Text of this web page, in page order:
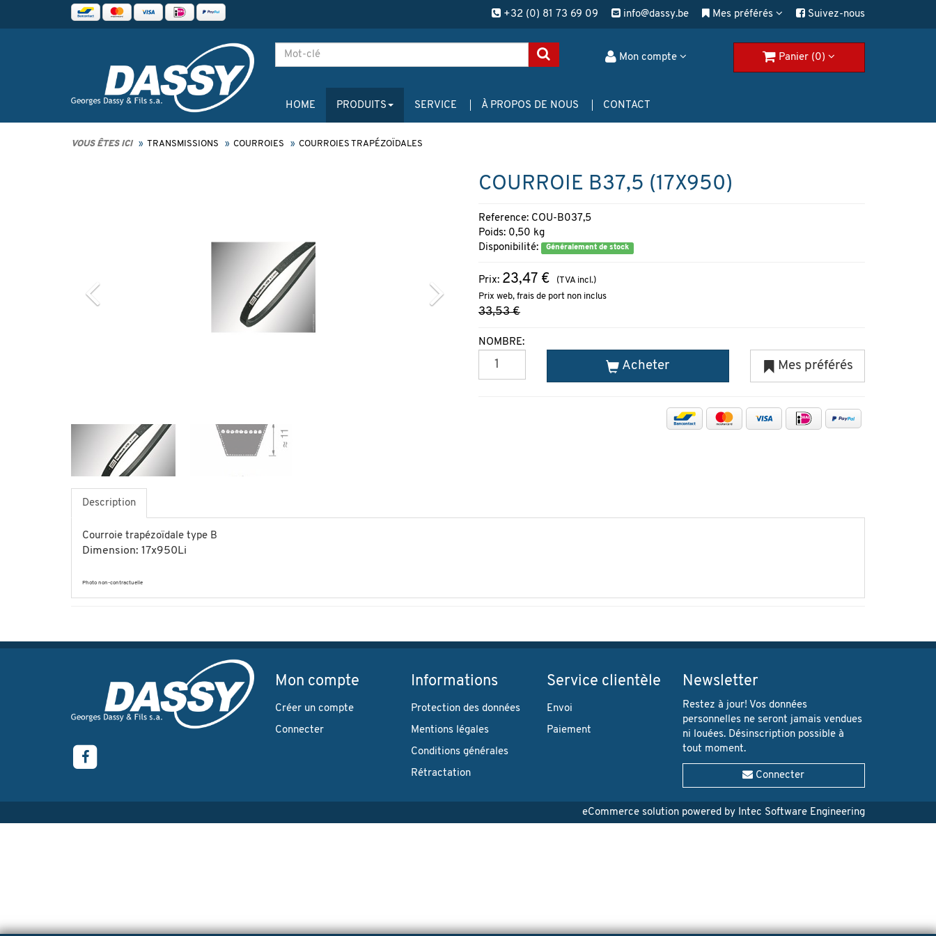
+32 (0) 81 73 69 09 info@dassy.be Mes préférés Suivez-nous
Mon compte Panier (0)
HOME PRODUITS SERVICE À PROPOS DE NOUS CONTACT
VOUS ÊTES ICI TRANSMISSIONS COURROIES COURROIES TRAPÉZOÏDALES
COURROIE B37,5 (17X950)
Reference: COU-B037,5
Poids: 0,50 kg
Disponibilité:
Généralement de stock
Prix: 23,47 €
(TVA incl.)
Prix web, frais de port non inclus
33,53 €
NOMBRE:
Acheter Mes préférés
Description
Courroie trapézoïdale type B
Dimension: 17x950Li
Photo non-contractuelle
Mon compte
Créer un compte
Connecter
Informations
Protection des données
Mentions légales
Conditions générales
Rétractation
Service clientèle
Envoi
Paiement
Newsletter
Restez à jour! Vos données
personnelles ne seront jamais vendues
ni louées. Désinscription possible à
tout moment.
Connecter
eCommerce solution powered by Intec Software Engineering